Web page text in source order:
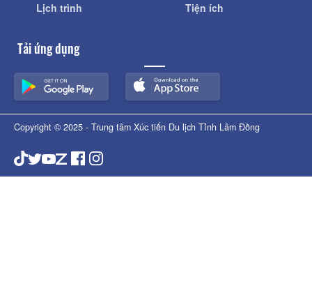
Lịch trình
Tiện ích
Tải ứng dụng
Copyright © 2025 - Trung tâm Xúc tiến Du lịch Tỉnh Lâm Đồng